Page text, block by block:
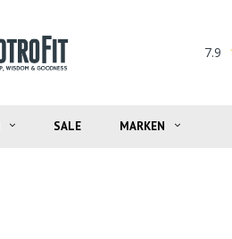
7.9
SALE MARKEN